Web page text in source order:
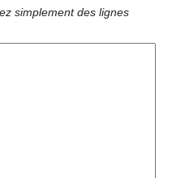
simplement des lignes